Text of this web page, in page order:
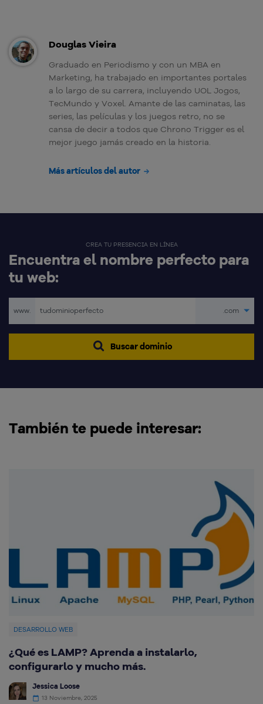
Douglas Vieira
Graduado en Periodismo y con un MBA en
Marketing, ha trabajado en importantes portales
a lo largo de su carrera, incluyendo UOL Jogos,
TecMundo y Voxel. Amante de las caminatas, las
series, las películas y los juegos retro, no se
cansa de decir a todos que Chrono Trigger es el
mejor juego jamás creado en la historia.
Más artículos del autor
CREA TU PRESENCIA EN LÍNEA
Encuentra el nombre perfecto para
tu web:
www. .com
Buscar dominio
También te puede interesar:
DESARROLLO WEB
¿Qué es LAMP? Aprenda a instalarlo,
configurarlo y mucho más.
Jessica Loose
13 Noviembre, 2025